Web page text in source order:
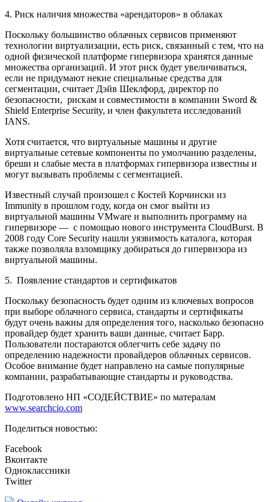
4. Риск наличия множества «арендаторов» в облаках
Поскольку большинство облачных сервисов применяют
технологии виртуализации, есть риск, связанный с тем, что на
одной физической платформе гипервизора хранятся данные
множества организаций. И этот риск будет увеличиваться,
если не придумают некие специальные средства для
сегментации, считает Дэйв Шеклфорд, директор по
безопасности, рискам и совместимости в компании Sword &
Shield Enterprise Security, и член факультета исследований
IANS.
Хотя считается, что виртуальные машины и другие
виртуальные сетевые компоненты по умолчанию разделены,
бреши и слабые места в платформах гипервизора известны и
могут вызывать проблемы с сегментацией.
Известный случай произошел с Костей Корчински из
Immunity в прошлом году, когда он смог выйти из
виртуальной машины VMware и выполнить программу на
гипервизоре — с помощью нового инструмента CloudBurst. В
2008 году Core Security нашли уязвимость каталога, которая
также позволяла взломщику добираться до гипервизора из
виртуальной машины.
5. Появление стандартов и сертификатов
Поскольку безопасность будет одним из ключевых вопросов
при выборе облачного сервиса, стандарты и сертификаты
будут очень важны для определения того, насколько безопасно
провайдер будет хранить ваши данные, считает Барр.
Пользователи постараются облегчить себе задачу по
определению надежности провайдеров облачных сервисов.
Особое внимание будет направлено на самые популярные
компании, разрабатывающие стандарты и руководства.
Подготовлено НП «СОДЕЙСТВИЕ» по матералам
www.searchcio.com
Поделиться новостью:
Facebook
Вконтакте
Одноклассники
Twitter